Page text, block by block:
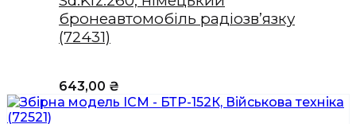
бронеавтомобіль радіозв’язку
(72431)
643,00 ₴